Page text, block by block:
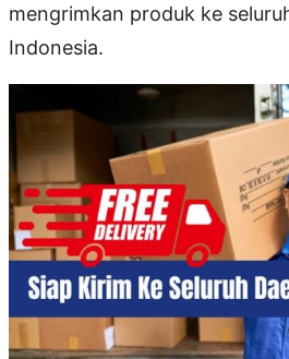
mengrimkan produk ke
Indonesia.